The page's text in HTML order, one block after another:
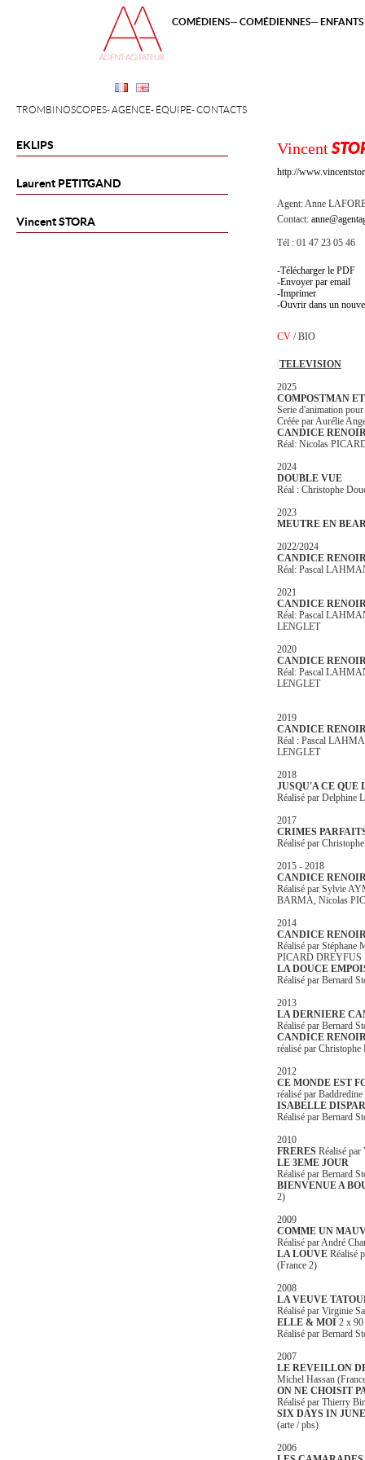
EKLIPS
Laurent PETITGAND
VincentSTORA
TROMBINOSCOPES AGENCE ÉQUIPE CONTACTS
COMÉDIENS COMÉDIENNES
Vincent
http://
Agent:Anne
Contact:
Tél : 01 47 23 05 46
Télécharger le PDF
Envoyer par email
Imprimer
Ouvrir dans un
CV /BIO
TELEVISION
2025
COMPOSTMAN
Serie d'animation
Créée par Aurélie
CANDICE
Réal: Nicolas
2024
DOUBLE VUE
Réal : Christophe
2023
MEUTRE EN
2022/2024
CANDICE
Réal: Pascal
2021
CANDICE
Réal: Pascal
LENGLET
2020
CANDICE
Réal: Pascal
LENGLET
2019
CANDICE
Réal : Pascal
LENGLET
2018
JUSQU'A CE QUE
Réalisé par Delphine
2017
CRIMES
Réalisé par
2015 - 2018
CANDICE
Réalisé par Sylvie
BARMA, Nicolas
2014
CANDICE
Réalisé par
PICARD DREYFUS
LA DOUCE
Réalisé par Bernard
2013
LA DERNIERE
Réalisé par Bernard
CANDICE
réalisé par
2012
CE MONDE EST
réalisé par
ISABELLE
Réalisé par Bernard
2010
FRERES Réalisé
LE 3EME JOUR
Réalisé par Bernard
BIENVENUE A
2)
2009
COMME UN
Réalisé par André
LA LOUVE Réalisé
(France 2)
2008
LA VEUVE
Réalisé par Virginie
ELLE & MOI 2 x 90
Réalisé par Bernard
2007
LE REVEILLON
Michel Hassan
ON NE CHOISIT
Réalisé par Thierry
SIX DAYS IN JUNE
(arte / pbs)
2006